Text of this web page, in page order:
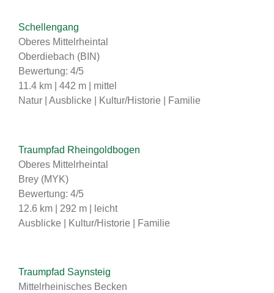
Schellengang
Oberes Mittelrheintal
Oberdiebach (BIN)
Bewertung: 4/5
11.4 km | 442 m | mittel
Natur | Ausblicke | Kultur/Historie | Familie
Traumpfad Rheingoldbogen
Oberes Mittelrheintal
Brey (MYK)
Bewertung: 4/5
12.6 km | 292 m | leicht
Ausblicke | Kultur/Historie | Familie
Traumpfad Saynsteig
Mittelrheinisches Becken